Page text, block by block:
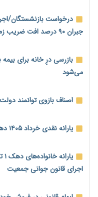
خانه کارگر قزوین:
می‌شود
رئیس سازمان امور
مالیات هستند
کاهش می‌یابد
اختیارات جدید گمرکات
درخواست بازنشستگان/
جبران ۹۰ درصد افت ضریب زمان برقراری
بازرسی درِ خانه برای
می‌شود
اصناف بازوی توانمند
یارانه نقدی خرداد ۱۴۰۵ دهک‌های چهارم تا نهم واریز شد
اجرای قانون جوانی جمعیت